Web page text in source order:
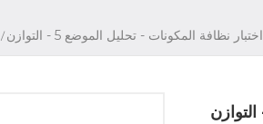
/ اختبار نظافة المكونات - تحليل الموضع 5 - التوازن